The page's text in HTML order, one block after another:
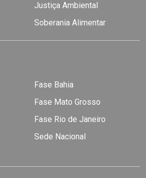
Justiça Ambiental
Soberania Alimentar
Fase Bahia
Fase Mato Grosso
Fase Rio de Janeiro
Sede Nacional